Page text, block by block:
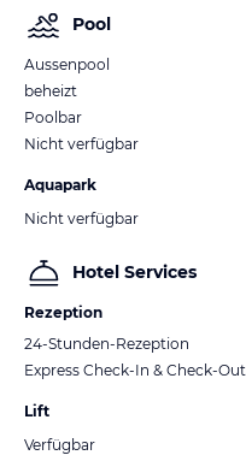
Pool
Aussenpool
beheizt
Poolbar
Nicht verfügbar
Aquapark
Nicht verfügbar
Hotel Services
Rezeption
24-Stunden-Rezeption
Express Check-In & Check-Out
Lift
Verfügbar